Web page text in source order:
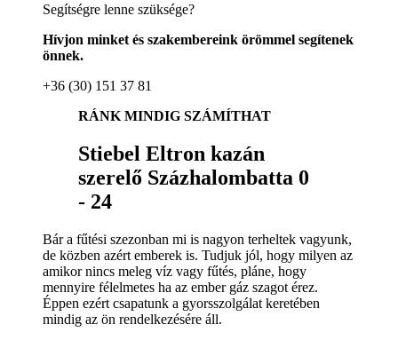
Segítségre lenne szüksége?
Hívjon minket és szakembereink örömmel segítenek
önnek.
+36 (30) 151 37 81
RÁNK MINDIG SZÁMÍTHAT
Stiebel Eltron kazán
szerelő Százhalombatta 0
- 24
Bár a fűtési szezonban mi is nagyon terheltek vagyunk,
de közben azért emberek is. Tudjuk jól, hogy milyen az
amikor nincs meleg víz vagy fűtés, pláne, hogy
mennyire félelmetes ha az ember gáz szagot érez.
Éppen ezért csapatunk a gyorsszolgálat keretében
mindig az ön rendelkezésére áll.